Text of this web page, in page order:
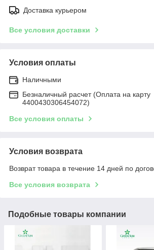
Доставка курьером
Все условия доставки
Условия оплаты
Наличными
Безналичный расчет (Оплата на карту
4400430306454072)
Все условия оплаты
Условия возврата
Возврат товара в течение 14 дней по
Все условия возврата
Подобные товары компании